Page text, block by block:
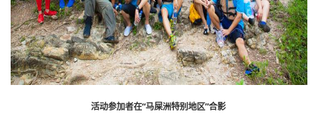
活动参加者在“马屎洲特别地区”合影